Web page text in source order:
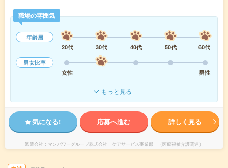
職場の雰囲気
年齢層
20代
30代 40代 50代
60代
男女比率
女性
男性
もっと見る
気になる! 応募へ進む 詳しく見る
派遣会社 マンパワーグループ株式会社 ケアサービス事業部 （医療福祉介護関連）